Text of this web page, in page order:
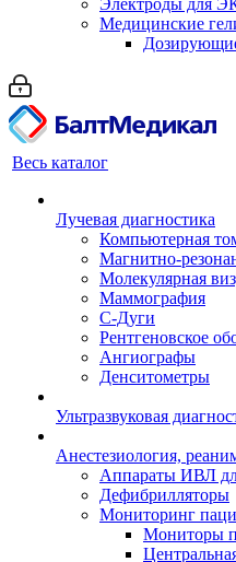
Электроды для
Медицинские
Весь каталог
Лучевая диагностика
Компьютерная
Магнитно-
Молекулярная
Маммография
С-Дуги
Рентгеновское
Ангиографы
Денситометры
Ультразвуковая
Анестезиология,
Аппараты ИВЛ
Дефибрилляторы
Мониторинг
Мониторы